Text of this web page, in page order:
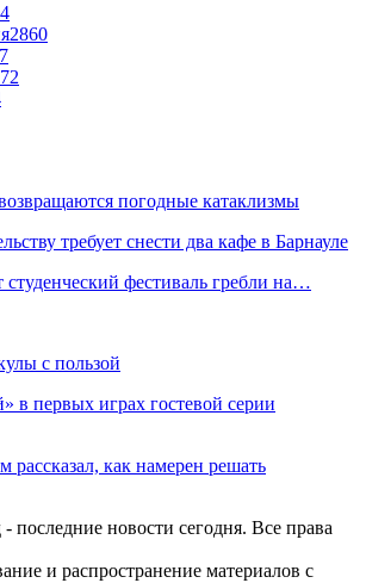
2860
погодные катаклизмы
требует снести два кафе в Барнауле
студенческий фестиваль гребли на…
с пользой
первых играх гостевой серии
как намерен решать
последние новости сегодня. Все права
и распространение материалов с